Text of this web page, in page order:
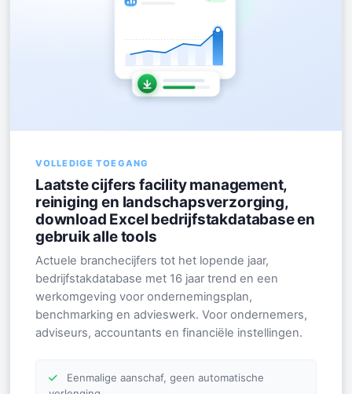
VOLLEDIGE TOEGANG
Laatste cijfers facility management,
reiniging en landschapsverzorging,
download Excel bedrijfstakdatabase en
gebruik alle tools
Actuele branchecijfers tot het lopende jaar,
bedrijfstakdatabase met 16 jaar trend en een
werkomgeving voor ondernemingsplan,
benchmarking en advieswerk. Voor ondernemers,
adviseurs, accountants en financiële instellingen.
Eenmalige aanschaf, geen automatische